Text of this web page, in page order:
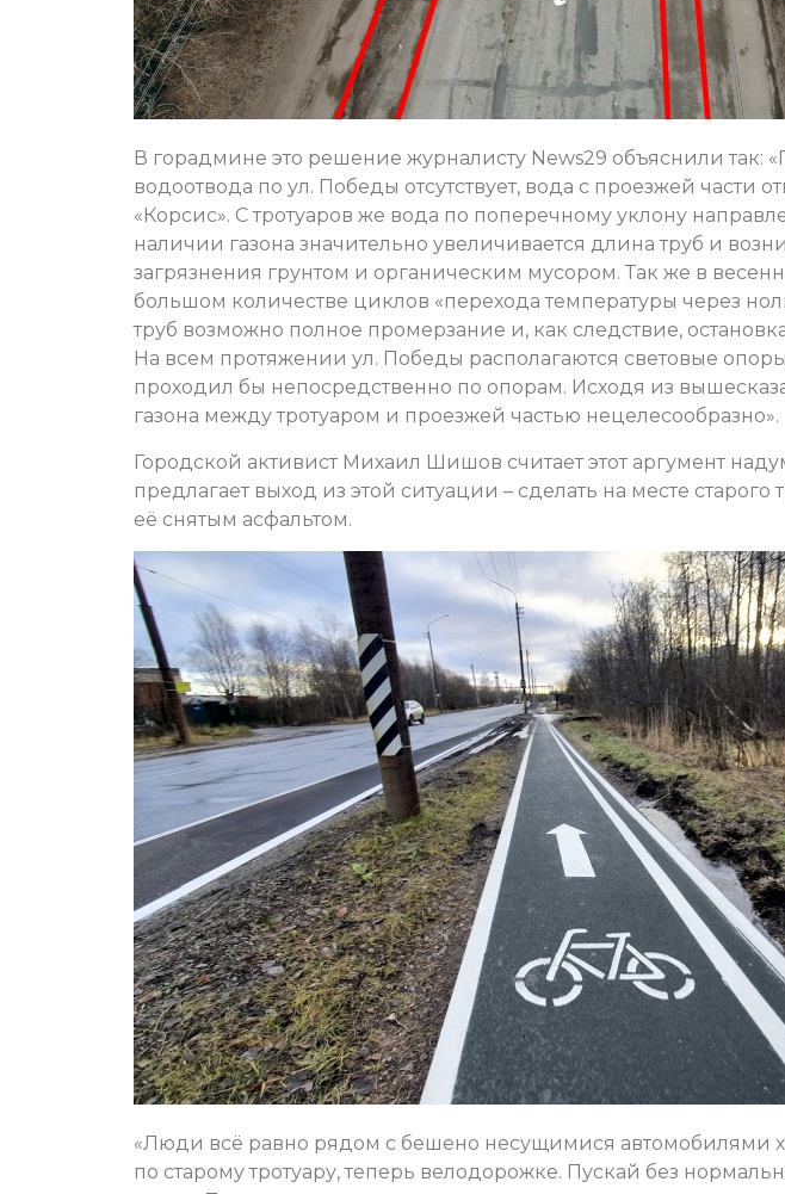
В горадмине это решение журналисту News29 объяснили так:
водоотвода по ул. Победы отсутствует, вода с проезжей части
«Корсис». С тротуаров же вода по поперечному уклону
наличии газона значительно увеличивается длина труб и
загрязнения грунтом и органическим мусором. Так же в
большом количестве циклов «перехода температуры через
труб возможно полное промерзание и, как следствие,
На всем протяжении ул. Победы располагаются световые
проходил бы непосредственно по опорам. Исходя из
газона между тротуаром и проезжей частью нецелесообразно».
Городской активист Михаил Шишов считает этот аргумент
предлагает выход из этой ситуации – сделать на месте старого
её снятым асфальтом.
«Люди всё равно рядом с бешено несущимися автомобилями
по старому тротуару, теперь велодорожке. Пускай без